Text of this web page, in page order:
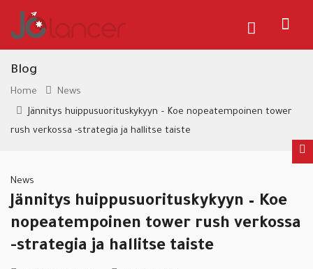
Blog
Home
News
Jännitys huippusuorituskykyyn – Koe nopeatempoinen tower
rush verkossa -strategia ja hallitse taiste
News
Jännitys huippusuorituskykyyn – Koe
nopeatempoinen tower rush verkossa
-strategia ja hallitse taiste